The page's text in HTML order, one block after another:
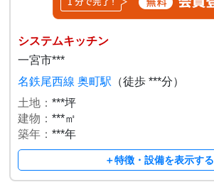
システムキッチン
一宮市***
名鉄尾西線 奥町駅 （徒歩 ***分）
土地：***坪
建物：***㎡
築年：***年
＋特徴・設備を表示する